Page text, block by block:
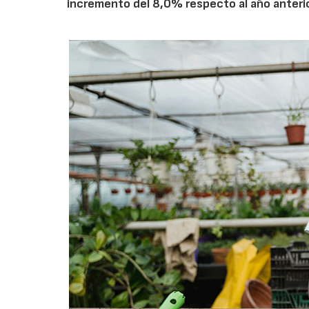
incremento del 8,0% respecto al año